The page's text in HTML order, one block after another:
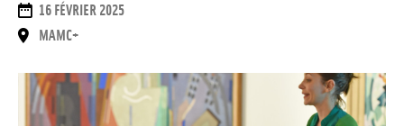
DATES
16 FÉVRIER 2025
LIEU
MAMC+